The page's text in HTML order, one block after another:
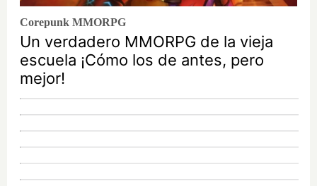
Corepunk MMORPG
Un verdadero MMORPG de la vieja
escuela ¡Cómo los de antes, pero
mejor!